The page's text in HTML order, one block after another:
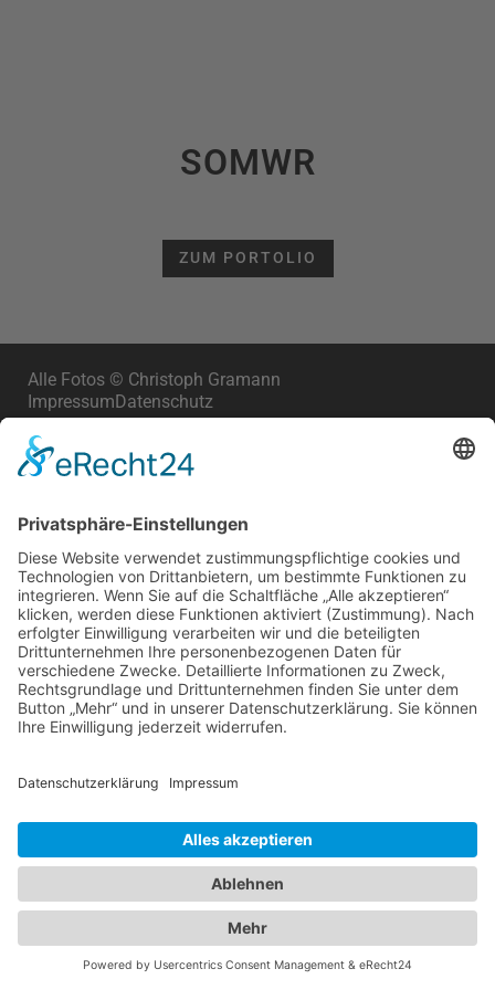
SOMWR
ZUM PORTOLIO
Alle Fotos © Christoph Gramann
ImpressumDatenschutz